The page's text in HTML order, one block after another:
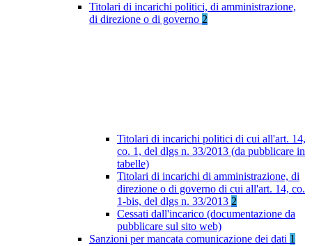
Titolari di incarichi politici, di amministrazione,
di direzione o di governo 2
Titolari di incarichi politici di cui all'art. 14,
co. 1, del dlgs n. 33/2013 (da pubblicare in
tabelle)
Titolari di incarichi di amministrazione, di
direzione o di governo di cui all'art. 14, co.
1-bis, del dlgs n. 33/2013 2
Cessati dall'incarico (documentazione da
pubblicare sul sito web)
Sanzioni per mancata comunicazione dei dati 1